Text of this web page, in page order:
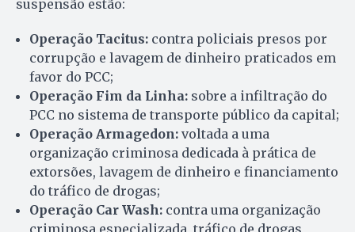
suspensão estão:
Operação Tacitus: contra policiais presos por
corrupção e lavagem de dinheiro praticados em
favor do PCC;
Operação Fim da Linha: sobre a infiltração do
PCC no sistema de transporte público da capital;
Operação Armagedon: voltada a uma
organização criminosa dedicada à prática de
extorsões, lavagem de dinheiro e financiamento
do tráfico de drogas;
Operação Car Wash: contra uma organização
criminosa especializada, tráfico de drogas,